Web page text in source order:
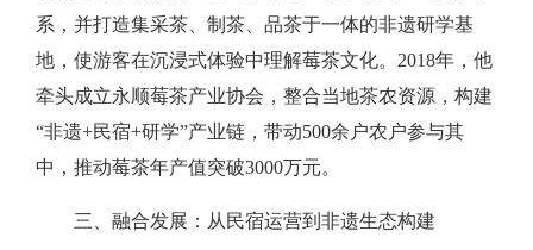
系，并打造集采茶、制茶、品茶于一体的非遗研学基
地，使游客在沉浸式体验中理解莓茶文化。2018年，他
牵头成立永顺莓茶产业协会，整合当地茶农资源，构建
“非遗+民宿+研学”产业链，带动500余户农户参与其
中，推动莓茶年产值突破3000万元。
三、融合发展：从民宿运营到非遗生态构建